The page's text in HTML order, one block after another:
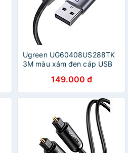
Ugreen UG60408US288TK
3M màu xám đen cáp USB
nhiễu - HÀNG CHÍNH HÃNG
149.000 đ